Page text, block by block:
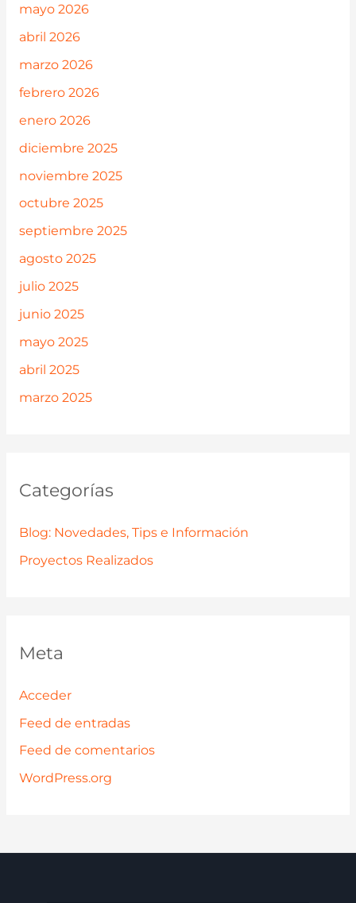
mayo 2026
abril 2026
marzo 2026
febrero 2026
enero 2026
diciembre 2025
noviembre 2025
octubre 2025
septiembre 2025
agosto 2025
julio 2025
junio 2025
mayo 2025
abril 2025
marzo 2025
Categorías
Blog: Novedades, Tips e Información
Proyectos Realizados
Meta
Acceder
Feed de entradas
Feed de comentarios
WordPress.org